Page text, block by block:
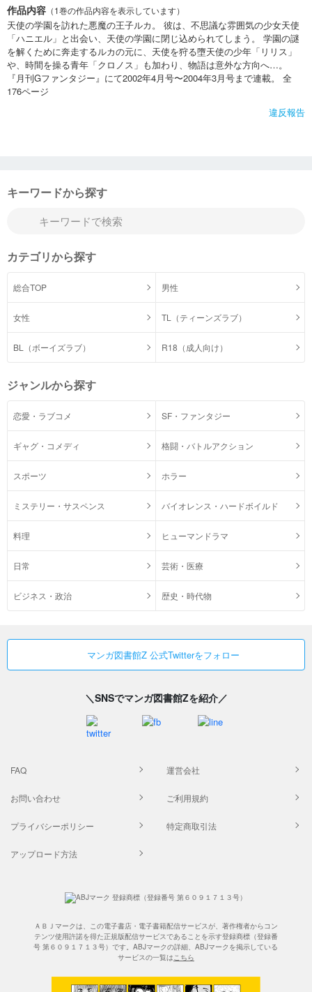
作品内容 （1巻の作品内容を表示しています）
天使の学園を訪れた悪魔の王子ルカ。 彼は、不思議な雰囲気の少女天使
「ハニエル」と出会い、天使の学園に閉じ込められてしまう。 学園の謎
を解くために奔走するルカの元に、天使を狩る墮天使の少年「リリス」
や、時間を操る青年「クロノス」も加わり、物語は意外な方向へ…。
『月刊Gファンタジー』にて2002年4月号〜2004年3月号まで連載。 全
176ページ
違反報告
キーワードから探す
カテゴリから探す
総合TOP 男性
女性 TL（ティーンズラブ）
BL（ボーイズラブ） R18（成人向け）
ジャンルから探す
恋愛・ラブコメ SF・ファンタジー
ギャグ・コメディ 格闘・バトルアクション
スポーツ ホラー
ミステリー・サスペンス バイオレンス・ハードボイルド
料理 ヒューマンドラマ
日常 芸術・医療
ビジネス・政治 歴史・時代物
マンガ図書館Z 公式Twitterをフォロー
＼SNSでマンガ図書館Zを紹介／
FAQ 運営会社
お問い合わせ ご利用規約
プライバシーポリシー 特定商取引法
アップロード方法
ＡＢＪマークは、この電子書店・電子書籍配信サービスが、著作権者からコン
テンツ使用許諾を得た正規版配信サービスであることを示す登録商標（登録番
号 第６０９１７１３号）です。ABJマークの詳細、ABJマークを掲示している
サービスの一覧はこちら